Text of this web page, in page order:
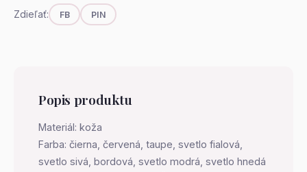
Zdieľať: FB PIN
Popis produktu
Materiál: koža
Farba: čierna, červená, taupe, svetlo fialová,
svetlo sivá, bordová, svetlo modrá, svetlo hnedá